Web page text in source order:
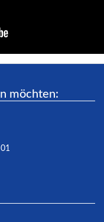
möchten: